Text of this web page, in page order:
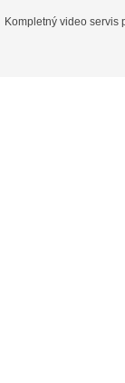
Kompletný video servis